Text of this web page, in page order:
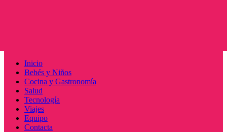
Menú
principal
Inicio
Bebés y Niños
Cocina y Gastronomía
Salud
Tecnología
Viajes
Equipo
Contacta